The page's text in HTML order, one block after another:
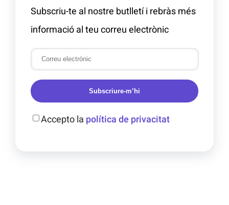
Subscriu-te al nostre butlletí i rebràs més
informació al teu correu electrònic
Subscriure-m’hi
Accepto la política de privacitat